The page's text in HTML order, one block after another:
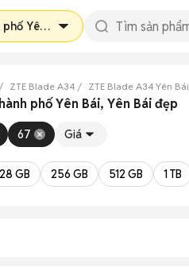
phố Yên Bái
ZTE Blade A34 ZTE Blade A34 Yên Bái
phố Yên Bái, Yên Bái đẹp
67 Giá
GB 256 GB 512 GB 1 TB